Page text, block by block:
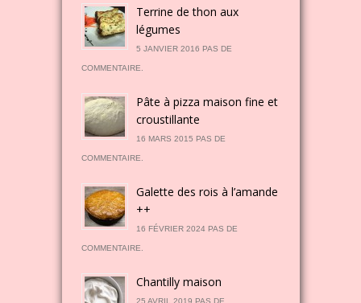
Terrine de thon aux
légumes
5 JANVIER 2016 PAS DE
COMMENTAIRE.
Pâte à pizza maison fine et
croustillante
16 MARS 2015 PAS DE
COMMENTAIRE.
Galette des rois à l’amande
++
16 FÉVRIER 2024 PAS DE
COMMENTAIRE.
Chantilly maison
25 AVRIL 2019 PAS DE